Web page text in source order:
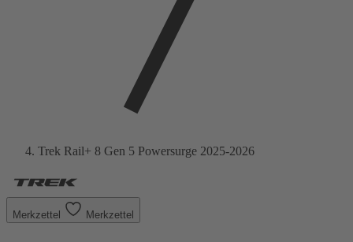
Trek Rail+ 8 Gen 5 Powersurge 2025-2026
Merkzettel Merkzettel